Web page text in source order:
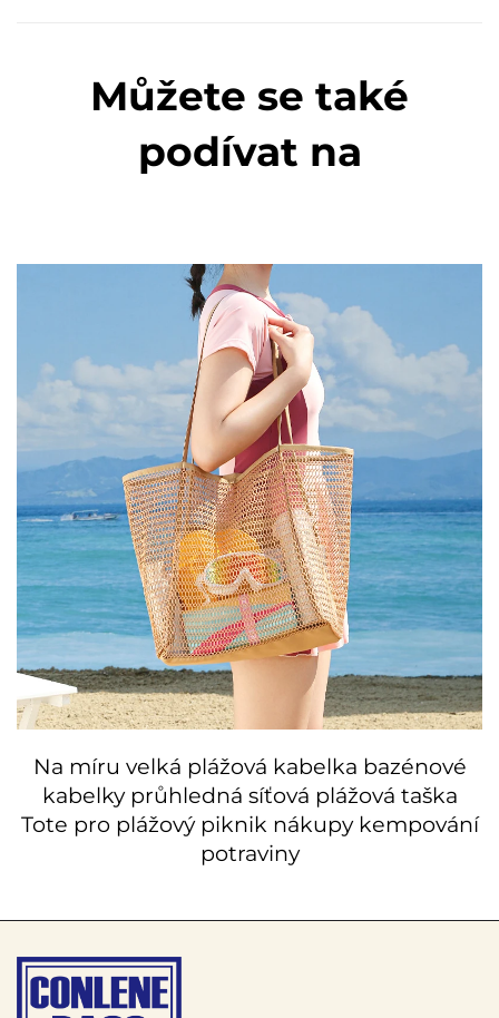
Můžete se také
podívat na
Na míru velká plážová kabelka bazénové
kabelky průhledná síťová plážová taška
Tote pro plážový piknik nákupy kempování
potraviny